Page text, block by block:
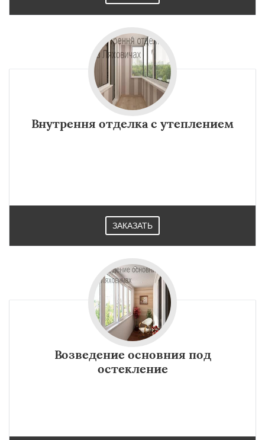
регионам
Внутрення отделка с утеплением
ЗАКАЗАТЬ
Возведение основния под
остекление
Даю согласие на обработку персональных данных